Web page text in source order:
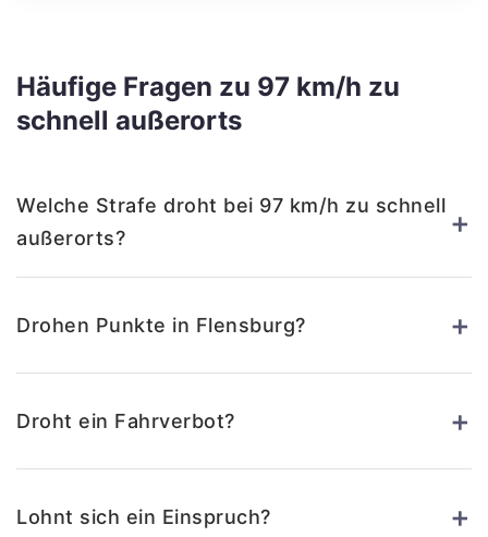
Häufige Fragen zu 97 km/h zu
schnell außerorts
Welche Strafe droht bei 97 km/h zu schnell
außerorts?
+
Drohen Punkte in Flensburg? +
Droht ein Fahrverbot? +
Lohnt sich ein Einspruch? +